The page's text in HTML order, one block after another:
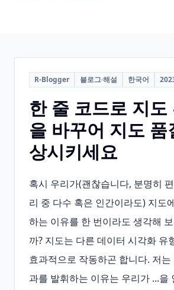
R-Blogger 블로그·해설 한국어
한 줄 코드로 지도
을 바꾸어 지도 품
상시키세요
혹시 우리가(괜찮습니다, 분명히
리 중 다수 혹은 인간이라도) 지도
하는 이유를 한 번이라도 생각해
까? 지도는 다른 데이터 시각화 유
효과적으로 작동하곤 합니다. 저는
과를 발휘하는 이유는 우리가 ...을